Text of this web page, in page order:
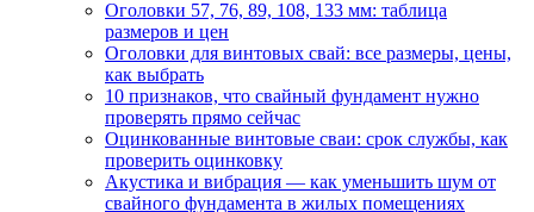
Оголовки 57, 76, 89, 108, 133 мм: таблица
размеров и цен
Оголовки для винтовых свай: все размеры, цены,
как выбрать
10 признаков, что свайный фундамент нужно
проверять прямо сейчас
Оцинкованные винтовые сваи: срок службы, как
проверить оцинковку
Акустика и вибрация — как уменьшить шум от
свайного фундамента в жилых помещениях